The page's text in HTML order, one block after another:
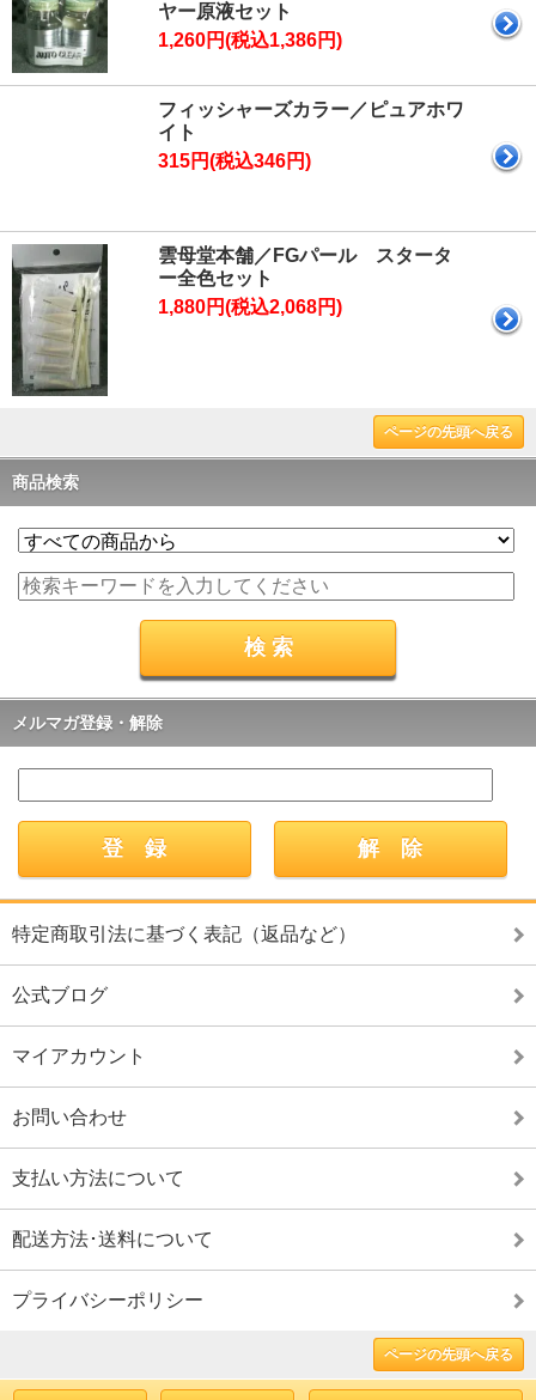
ヤー原液セット
1,260円(税込1,386円)
フィッシャーズカラー／ピュアホワ
イト
315円(税込346円)
雲母堂本舗／FGパール スタータ
ー全色セット
1,880円(税込2,068円)
ページの先頭へ戻る
商品検索
メルマガ登録・解除
特定商取引法に基づく表記（返品など）
公式ブログ
マイアカウント
お問い合わせ
支払い方法について
配送方法･送料について
プライバシーポリシー
ページの先頭へ戻る